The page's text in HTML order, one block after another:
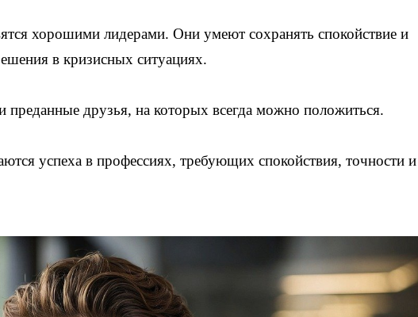
хорошими лидерами. Они умеют сохранять спокойствие и
в кризисных ситуациях.
друзья, на которых всегда можно положиться.
успеха в профессиях, требующих спокойствия, точности и